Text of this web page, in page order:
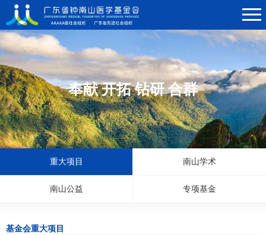
奉献 开拓 钻研 合群
重大项目 南山学术
南山公益 专项基金
基金会重大项目